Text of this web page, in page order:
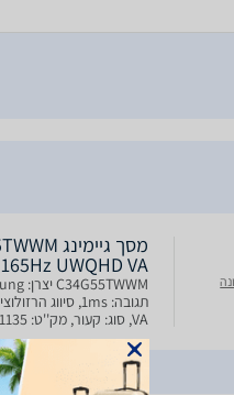
165Hz UWQHD VA צבע שחור - יבואן רשמי
VA, סוג: קעור, מק''ט: 41135